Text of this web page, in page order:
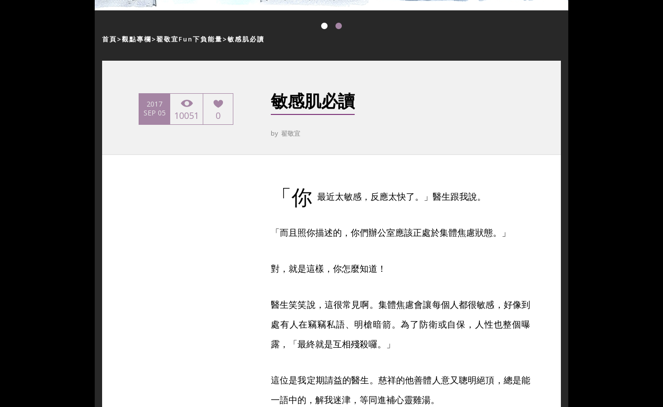
首頁 觀點專欄 翟敬宜Fun下負能量 敏感肌必讀
2017
SEP 05
10051 0
敏感肌必讀
by 翟敬宜
「你 最近太敏感，反應太快了。」醫生跟我說。
「而且照你描述的，你們辦公室應該正處於集體焦慮狀態。」
對，就是這樣，你怎麼知道！
醫生笑笑說，這很常見啊。集體焦慮會讓每個人都很敏感，好像到
處有人在竊竊私語、明槍暗箭。為了防衛或自保，人性也整個曝
露，「最終就是互相殘殺囉。」
這位是我定期請益的醫生。慈祥的他善體人意又聰明絕頂，總是能
一語中的，解我迷津，等同進補心靈雞湯。